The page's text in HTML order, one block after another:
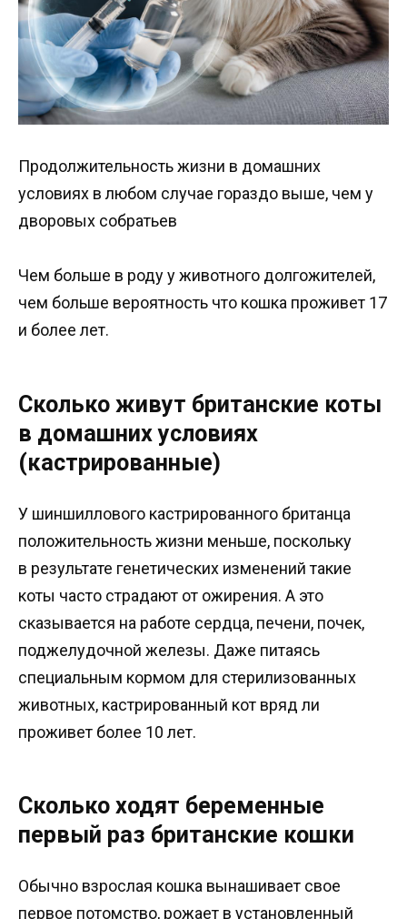
Продолжительность жизни в домашних
условиях в любом случае гораздо выше, чем у
дворовых собратьев
Чем больше в роду у животного долгожителей,
чем больше вероятность что кошка проживет 17
и более лет.
Сколько живут британские коты
в домашних условиях
(кастрированные)
У шиншиллового кастрированного британца
положительность жизни меньше, поскольку
в результате генетических изменений такие
коты часто страдают от ожирения. А это
сказывается на работе сердца, печени, почек,
поджелудочной железы. Даже питаясь
специальным кормом для стерилизованных
животных, кастрированный кот вряд ли
проживет более 10 лет.
Сколько ходят беременные
первый раз британские кошки
Обычно взрослая кошка вынашивает свое
первое потомство, рожает в установленный